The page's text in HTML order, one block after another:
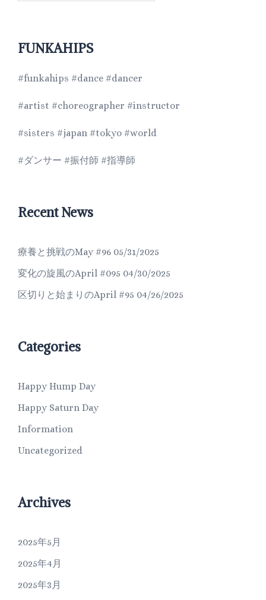
FUNKAHIPS
#funkahips #dance #dancer
#artist #choreographer #instructor
#sisters #japan #tokyo #world
#ダンサー #振付師 #指導師
Recent News
療養と挑戦のMay #96 05/31/2025
変化の旋風のApril #095 04/30/2025
区切りと始まりのApril #95 04/26/2025
Categories
Happy Hump Day
Happy Saturn Day
Information
Uncategorized
Archives
2025年5月
2025年4月
2025年3月